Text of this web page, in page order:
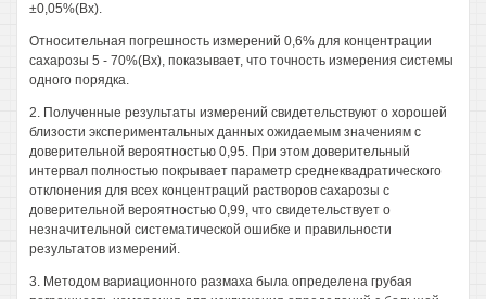
±0,05%(Вх).
Относительная погрешность измерений 0,6% для концентрации
сахарозы 5 - 70%(Вх), показывает, что точность измерения системы
одного порядка.
2. Полученные результаты измерений свидетельствуют о хорошей
близости экспериментальных данных ожидаемым значениям с
доверительной вероятностью 0,95. При этом доверительный
интервал полностью покрывает параметр среднеквадратического
отклонения для всех концентраций растворов сахарозы с
доверительной вероятностью 0,99, что свидетельствует о
незначительной систематической ошибке и правильности
результатов измерений.
3. Методом вариационного размаха была определена грубая